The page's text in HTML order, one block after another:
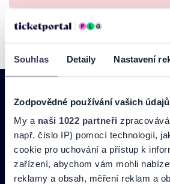
Souhlas Detaily Nastavení
Zodpovědné používání vašich údajů
My a naši 1022 partneři
např. číslo IP) pomocí technologií,
cookie pro uchování a přístup k
zařízení, abychom vám mohli
reklamy a obsah, měření reklam a
PRIHLÁSIŤ SA K
Pridajte sa do zoznamu odberateľov a
ponuky priamo do